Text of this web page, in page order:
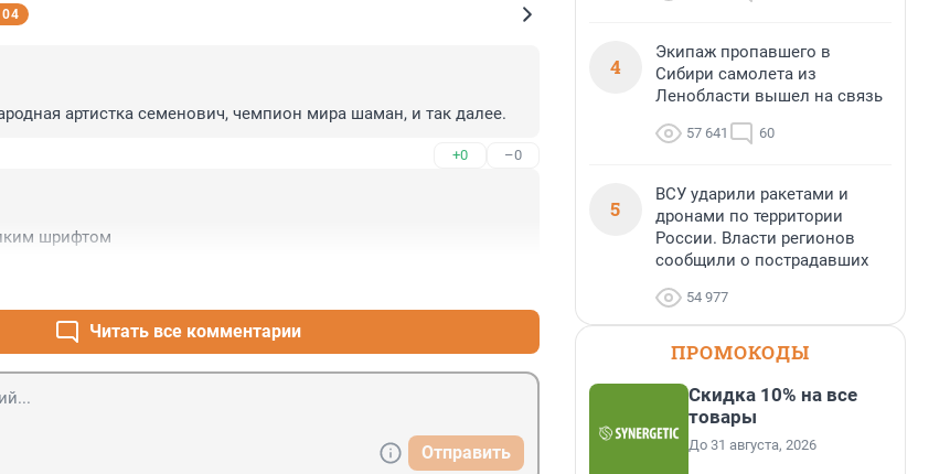
артистка семенович, чемпион мира шаман, и так далее.
+0 –0
шрифтом
Читать все комментарии
Отправить
4
Экипаж пропавшего в
Сибири самолета из
Ленобласти вышел на связь
57 641 60
5
ВСУ ударили ракетами и
дронами по территории
России. Власти регионов
сообщили о пострадавших
54 977
ПРОМОКОДЫ
Скидка 10% на все
товары
До 31 августа, 2026